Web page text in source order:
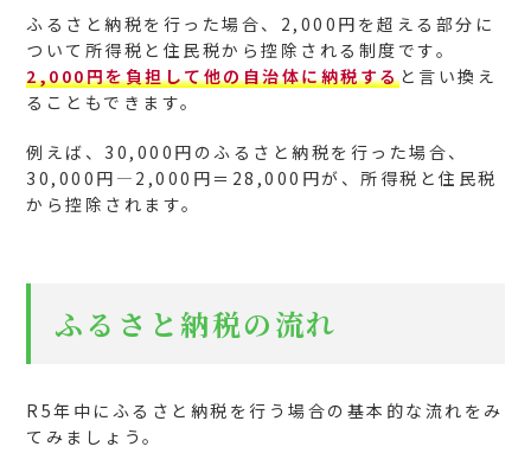
ふるさと納税を行った場合、2,000円を超える部分に
ついて所得税と住民税から控除される制度です。
2,000円を負担して他の自治体に納税すると言い換え
ることもできます。
例えば、30,000円のふるさと納税を行った場合、
30,000円―2,000円＝28,000円が、所得税と住民税
から控除されます。
ふるさと納税の流れ
R5年中にふるさと納税を行う場合の基本的な流れをみ
てみましょう。